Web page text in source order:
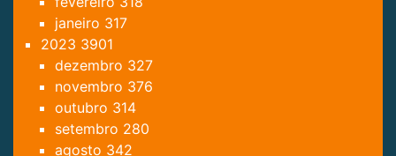
janeiro 317
2023 3901
dezembro 327
novembro 376
outubro 314
setembro 280
agosto 342